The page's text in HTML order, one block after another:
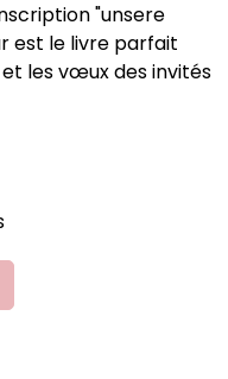
"unsere
est le livre parfait
et les vœux des invités